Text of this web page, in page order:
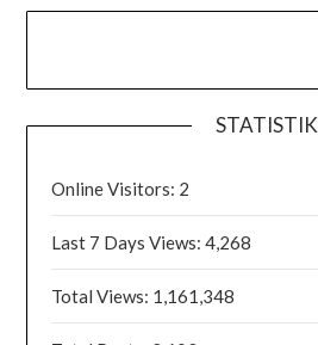
STATISTIK
Online Visitors: 2
Last 7 Days Views:4,268
Total Views: 1,161,348